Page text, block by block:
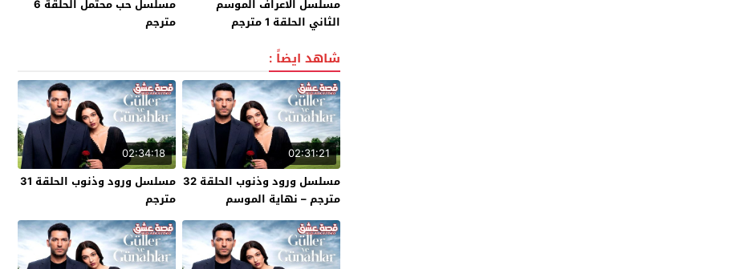
مسلسل الاعراف الموسم
الثاني الحلقة 1 مترجم
مسلسل حب محتمل الحلقة 6
مترجم
شاهد ايضاً :
02:31:21
مسلسل ورود وذنوب الحلقة 32
مترجم – نهاية الموسم
02:34:18
مسلسل ورود وذنوب الحلقة 31
مترجم